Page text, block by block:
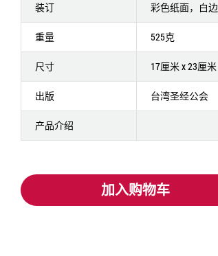
装订 彩色纸面，白边
重量 525克
尺寸 17厘米 x 23厘米
出版 台湾圣经公会
产品介绍
加入购物车
加入购物车